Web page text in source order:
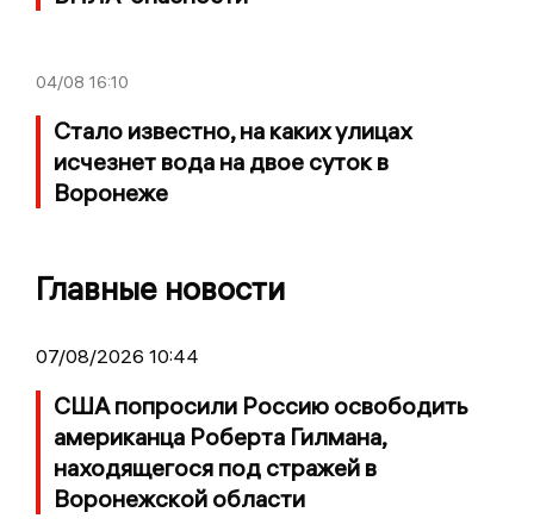
04/08 16:10
Стало известно, на каких улицах
исчезнет вода на двое суток в
Воронеже
Главные новости
07/08/2026 10:44
США попросили Россию освободить
американца Роберта Гилмана,
находящегося под стражей в
Воронежской области